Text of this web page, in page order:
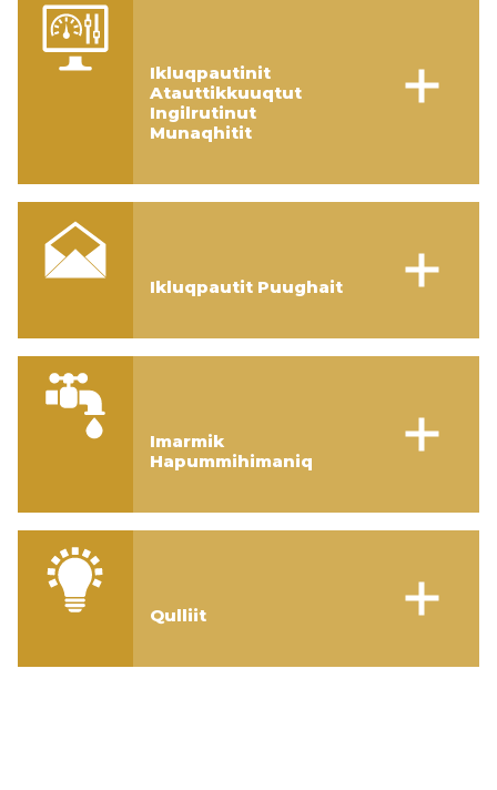
Ikluqpautinit
Atauttikkuuqtut
Ingilrutinut
Munaqhitit
Ikluqpautit Puughait
Imarmik
Hapummihimaniq
Qulliit